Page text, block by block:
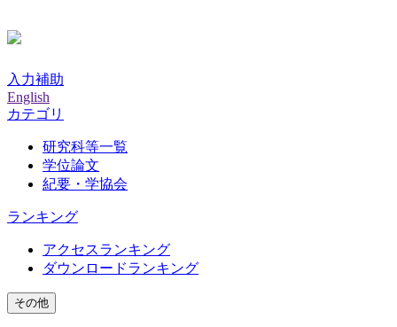
入力補助
English
カテゴリ
研究科等一覧
学位論文
紀要・学協会
ランキング
アクセスランキング
ダウンロードランキング
その他